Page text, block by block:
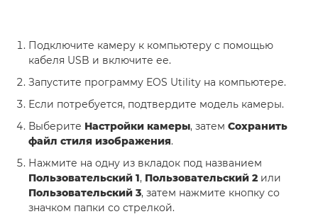
Подключите камеру к компьютеру с помощью
кабеля USB и включите ее.
Запустите программу EOS Utility на компьютере.
Если потребуется, подтвердите модель камеры.
Выберите Настройки камеры, затем Сохранить
файл стиля изображения.
Нажмите на одну из вкладок под названием
Пользовательский 1, Пользовательский 2 или
Пользовательский 3, затем нажмите кнопку со
значком папки со стрелкой.